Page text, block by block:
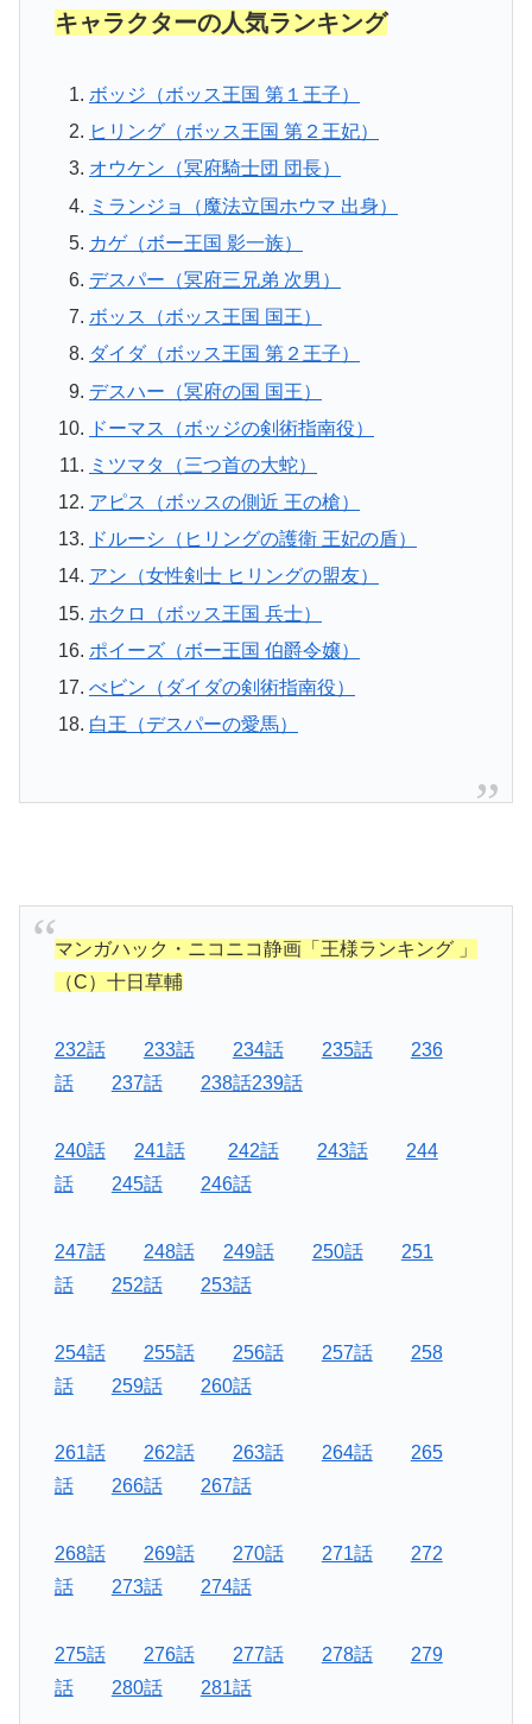
キャラクターの人気ランキング
ボッジ（ボッス王国 第１王子）
ヒリング（ボッス王国 第２王妃）
オウケン（冥府騎士団 団長）
ミランジョ（魔法立国ホウマ 出身）
カゲ（ボー王国 影一族）
デスパー（冥府三兄弟 次男）
ボッス（ボッス王国 国王）
ダイダ（ボッス王国 第２王子）
デスハー（冥府の国 国王）
ドーマス（ボッジの剣術指南役）
ミツマタ（三つ首の大蛇）
アピス（ボッスの側近 王の槍）
ドルーシ（ヒリングの護衛 王妃の盾）
アン（女性剣士 ヒリングの盟友）
ホクロ（ボッス王国 兵士）
ポイーズ（ボー王国 伯爵令嬢）
べビン（ダイダの剣術指南役）
白王（デスパーの愛馬）
マンガハック・ニコニコ静画「王様ランキング 」
（C）十日草輔
232話 233話 234話 235話
236
話
237話 238話239話
240話 241話 242話 243話
244
話
245話 246話
247話 248話 249話 250話
251
話
252話 253話
254話 255話 256話 257話
258
話
259話 260話
261話 262話 263話 264話
265
話
266話 267話
268話 269話 270話 271話
272
話
273話 274話
275話 276話 277話 278話
279
話
280話 281話